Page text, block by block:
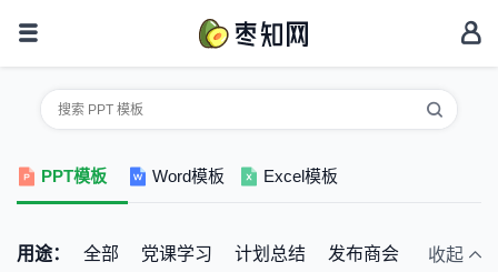
PPT模板 Word模板 Excel模板
用途： 全部 党课学习 计划总结
发布商会
收起